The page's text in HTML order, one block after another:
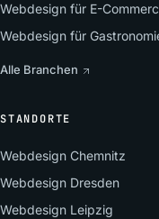
Webdesign für E-
Webdesign für
Alle Branchen
STANDORTE
Webdesign Chemnitz
Webdesign Dresden
Webdesign Leipzig